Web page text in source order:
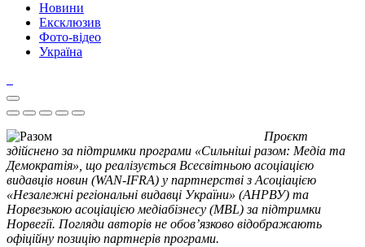
Новини
Ексклюзив
Фото-відео
Україна
Проєкт
здійснено за підтримки програми «Сильніші разом: Медіа та
Демократія», що реалізується Всесвітньою асоціацією
видавців новин (WAN-IFRA) у партнерстві з Асоціацією
«Незалежні регіональні видавці України» (АНРВУ) та
Норвезькою асоціацією медіабізнесу (MBL) за підтримки
Норвегії. Погляди авторів не обов’язково відображають
офіційну позицію партнерів програми.